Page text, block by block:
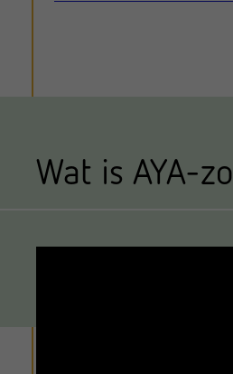
Wat is AYA-